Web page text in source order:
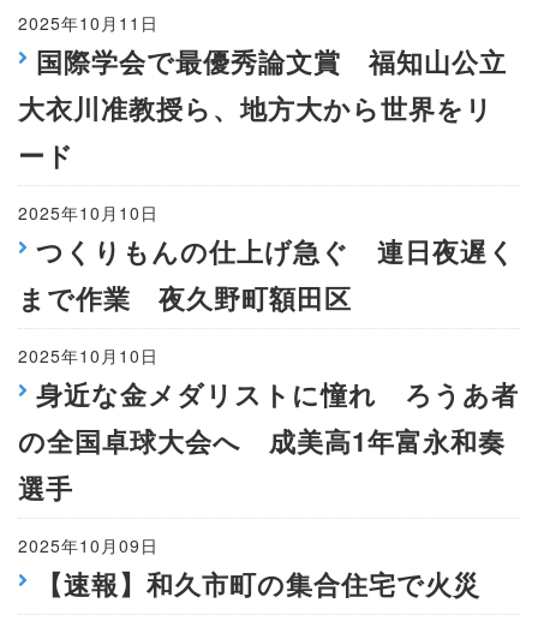
2025年10月11日
国際学会で最優秀論文賞 福知山公立
大衣川准教授ら、地方大から世界をリ
ード
2025年10月10日
つくりもんの仕上げ急ぐ 連日夜遅く
まで作業 夜久野町額田区
2025年10月10日
身近な金メダリストに憧れ ろうあ者
の全国卓球大会へ 成美高1年富永和奏
選手
2025年10月09日
【速報】和久市町の集合住宅で火災